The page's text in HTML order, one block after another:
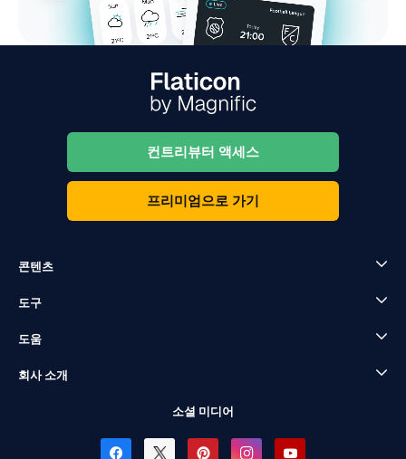
컨트리뷰터 액세스
프리미엄으로 가기
콘텐츠
도구
도움
회사 소개
소셜 미디어